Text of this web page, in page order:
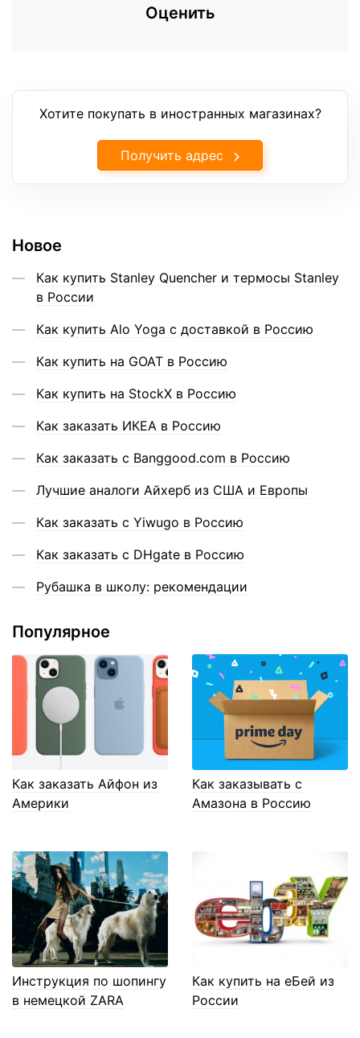
Оценить
Хотите покупать в иностранных магазинах?
Получить адрес
Новое
Как купить Stanley Quencher и термосы Stanley
в России
Как купить Alo Yoga с доставкой в Россию
Как купить на GOAT в Россию
Как купить на StockX в Россию
Как заказать ИКЕА в Россию
Как заказать с Banggood.com в Россию
Лучшие аналоги Айхерб из США и Европы
Как заказать с Yiwugo в Россию
Как заказать с DHgate в Россию
Рубашка в школу: рекомендации
Популярное
Как заказать Айфон из
Америки
Как заказывать с
Амазона в Россию
Инструкция по шопингу
в немецкой ZARA
Как купить на еБей из
России